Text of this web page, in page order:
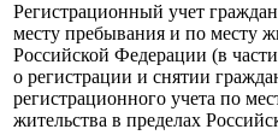
Регистрационный учет
месту пребывания и по месту
Российской Федерации (в
о регистрации и снятии
регистрационного учета по
жительства в пределах